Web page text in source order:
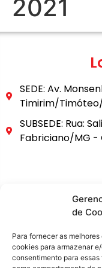
de
Para fornecer as
cookies para armazenar
consentimento para
2021
SEDE: Av.
Timirim/Timóteo/
SUBSEDE: Rua:
Fabriciano/MG -